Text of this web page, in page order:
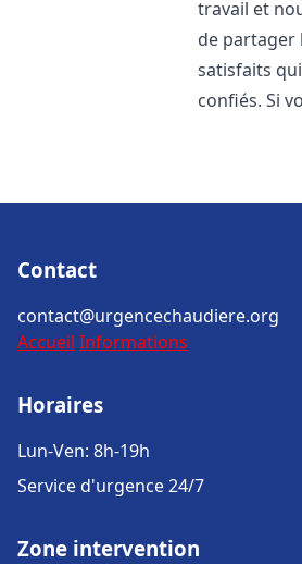
travail et
de partager
satisfaits
confiés. Si
Contact
contact@urgencechaudiere.org
Accueil Informations
Horaires
Lun-Ven: 8h-19h
Service d'urgence 24/7
Zone intervention